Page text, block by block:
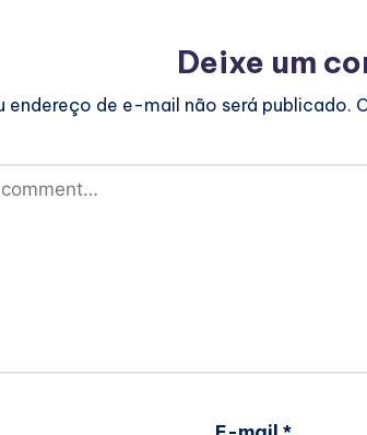
Deixe um
endereço de e-mail não será publicado.